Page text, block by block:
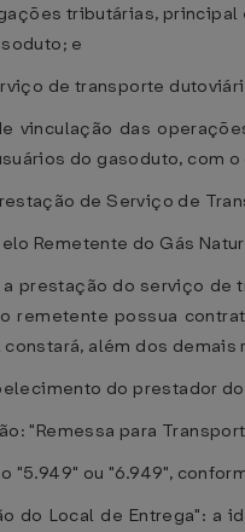
tributárias,
e
de transporte
vinculação das
do gasoduto,
de Serviço de
Remetente do Gás
prestação do serviço
remetente possua
além dos
do prestador
"Remessa para
"5.949" ou "6.949",
do Local de Entrega": a